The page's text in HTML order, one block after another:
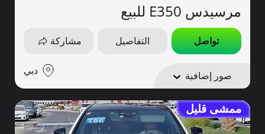
مرسيدس E350 للبيع
تواصل التفاصيل مشاركة
صور إضافية دبي
ممشى قليل